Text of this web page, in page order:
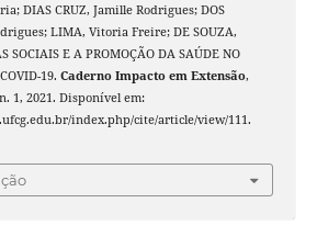
DIAS CRUZ, Jamille Rodrigues; DOS
LIMA, Vitoria Freire; DE SOUZA,
E A PROMOÇÃO DA SAÚDE NO
19. Caderno Impacto em Extensão,
1, 2021. Disponível em:
index.php/cite/article/view/111.